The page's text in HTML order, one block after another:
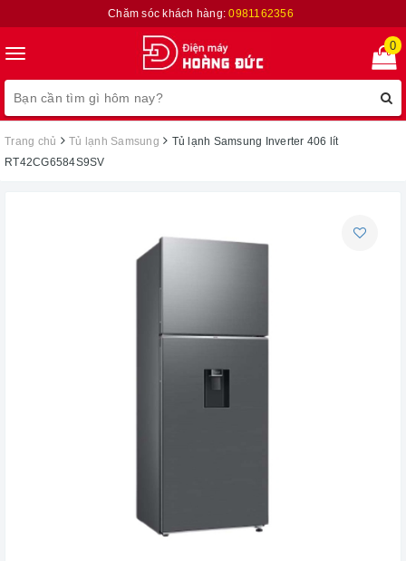
Chăm sóc khách hàng:0981162356
Toggle
navigation
0
Trang chủ Tủ lạnh Samsung
Tủ lạnh Samsung Inverter 406 lít
RT42CG6584S9SV